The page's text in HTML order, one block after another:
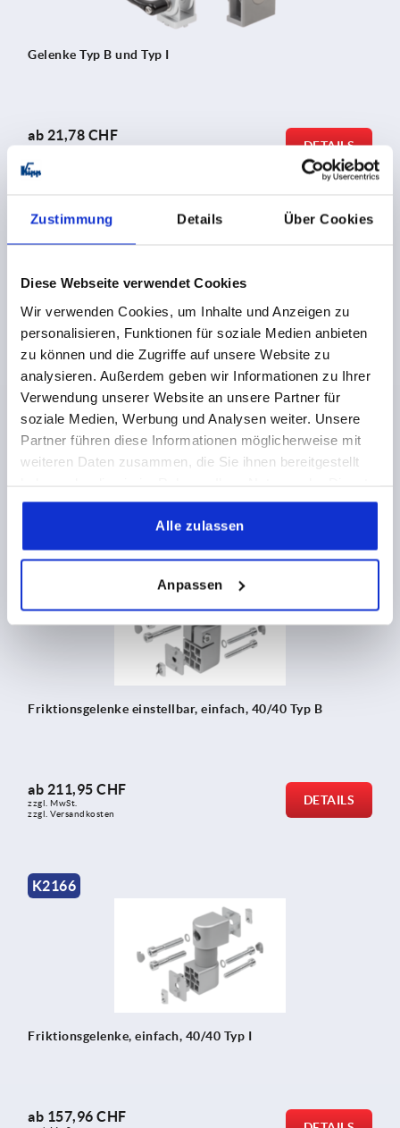
Zustimmung Details Über Cookies
Diese Webseite verwendet Cookies
Wir verwenden Cookies, um Inhalte und Anzeigen zu
personalisieren, Funktionen für soziale Medien anbieten
zu können und die Zugriffe auf unsere Website zu
analysieren. Außerdem geben wir Informationen zu Ihrer
Verwendung unserer Website an unsere Partner für
soziale Medien, Werbung und Analysen weiter. Unsere
Partner führen diese Informationen möglicherweise mit
weiteren Daten zusammen, die Sie ihnen bereitgestellt
gesammelt haben.
Alle zulassen
Anpassen
Gelenke Typ B und Typ I
ab 21,78 CHF
zzgl. Versandkosten
DETAILS
Friktionsgelenke einstellbar, einfach, 40/40 Typ I
ab220,96 CHF
K2165
Friktionsgelenke einstellbar, einfach, 40/40 Typ B
ab 211,95 CHF
zzgl. MwSt.
zzgl. Versandkosten
DETAILS
K2166
Friktionsgelenke, einfach, 40/40 Typ I
ab 157,96 CHF